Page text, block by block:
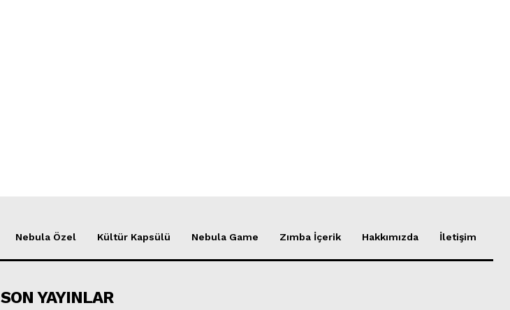
Nebula Özel Kültür Kapsülü Nebula Game Zımba İçerik Hakkımızda İletişim
SON YAYINLAR